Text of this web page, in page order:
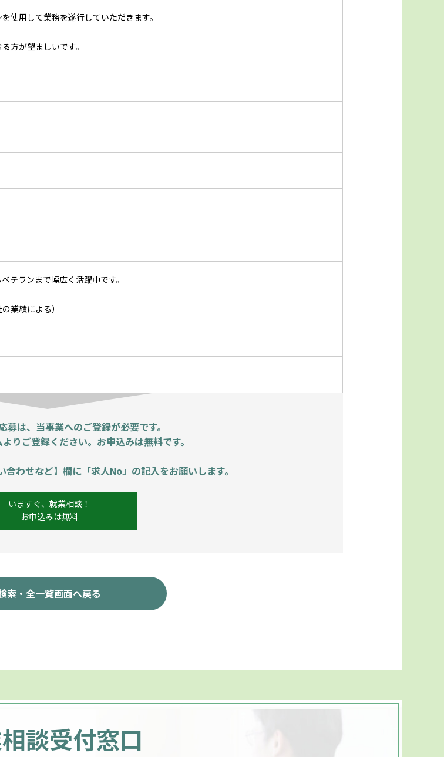
使用して業務を遂行していただきます。
方が望ましいです。
テランまで幅広く活躍中です。
業績による）
募は、当事業へのご登録が必要です。
りご登録ください。お申込みは無料です。
わせなど】欄に「求人No」の記入をお願いします。
いますぐ、就業相談！
お申込みは無料
索・全一覧画面へ戻る
談受付窓口